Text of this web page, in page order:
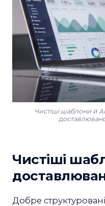
Чистіші шаблони й
Чистіші
Добре